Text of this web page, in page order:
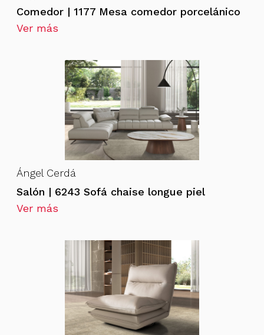
Comedor | 1177 Mesa comedor porcelánico
Ver más
Ángel Cerdá
Salón | 6243 Sofá chaise longue piel
Ver más